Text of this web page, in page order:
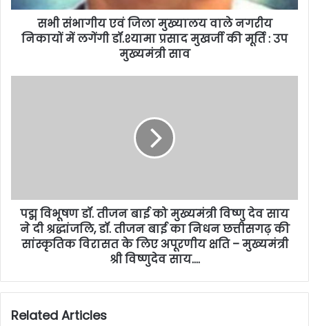
सभी संभागीय एवं जिला मुख्यालय वाले नगरीय
निकायों में लगेंगी डॉ.श्यामा प्रसाद मुखर्जी की मूर्ति : उप
मुख्यमंत्री साव
पद्म विभूषण डॉ. तीजन बाई को मुख्यमंत्री विष्णु देव साय
ने दी श्रद्धांजलि, डॉ. तीजन बाई का निधन छत्तीसगढ़ की
सांस्कृतिक विरासत के लिए अपूरणीय क्षति – मुख्यमंत्री
श्री विष्णुदेव साय….
Related Articles